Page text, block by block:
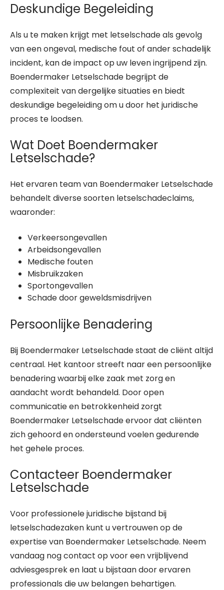
Deskundige Begeleiding
Als u te maken krijgt met letselschade als gevolg
van een ongeval, medische fout of ander schadelijk
incident, kan de impact op uw leven ingrijpend zijn.
Boendermaker Letselschade begrijpt de
complexiteit van dergelijke situaties en biedt
deskundige begeleiding om u door het juridische
proces te loodsen.
Wat Doet Boendermaker
Letselschade?
Het ervaren team van Boendermaker Letselschade
behandelt diverse soorten letselschadeclaims,
waaronder:
Verkeersongevallen
Arbeidsongevallen
Medische fouten
Misbruikzaken
Sportongevallen
Schade door geweldsmisdrijven
Persoonlijke Benadering
Bij Boendermaker Letselschade staat de cliënt altijd
centraal. Het kantoor streeft naar een persoonlijke
benadering waarbij elke zaak met zorg en
aandacht wordt behandeld. Door open
communicatie en betrokkenheid zorgt
Boendermaker Letselschade ervoor dat cliënten
zich gehoord en ondersteund voelen gedurende
het gehele proces.
Contacteer Boendermaker
Letselschade
Voor professionele juridische bijstand bij
letselschadezaken kunt u vertrouwen op de
expertise van Boendermaker Letselschade. Neem
vandaag nog contact op voor een vrijblijvend
adviesgesprek en laat u bijstaan door ervaren
professionals die uw belangen behartigen.